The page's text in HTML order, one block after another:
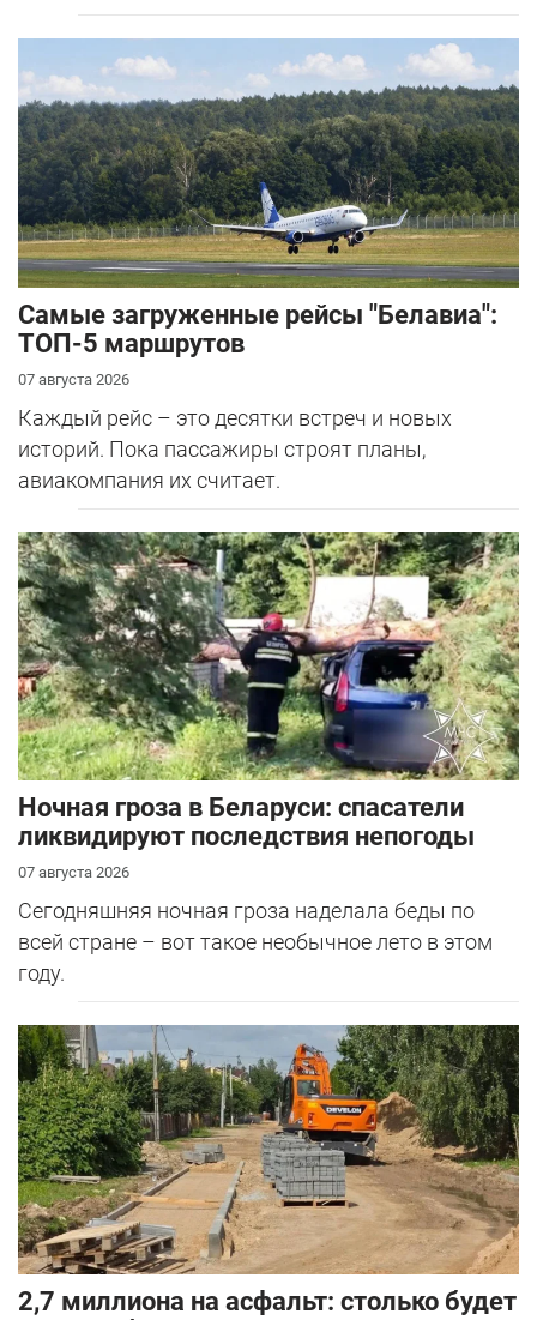
Самые загруженные рейсы "Белавиа":
ТОП-5 маршрутов
07 августа 2026
Каждый рейс – это десятки встреч и новых
историй. Пока пассажиры строят планы,
авиакомпания их считает.
Ночная гроза в Беларуси: спасатели
ликвидируют последствия непогоды
07 августа 2026
Сегодняшняя ночная гроза наделала беды по
всей стране – вот такое необычное лето в этом
году.
2,7 миллиона на асфальт: столько будет